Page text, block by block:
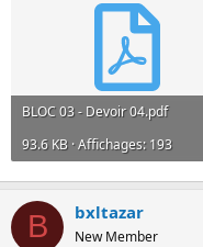
BLOC 03 - Devoir 04.pdf
93.6 KB · Affichages: 193
B bxltazar
New Member